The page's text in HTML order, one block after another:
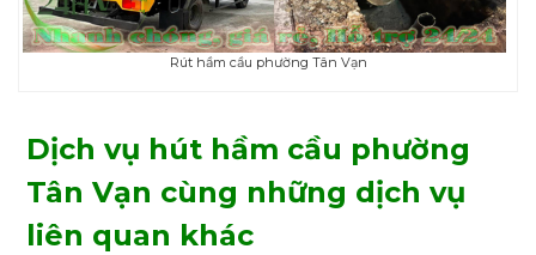
Rút hầm cầu phường Tân Vạn
Dịch vụ hút hầm cầu phường
Tân Vạn cùng những dịch vụ
liên quan khác